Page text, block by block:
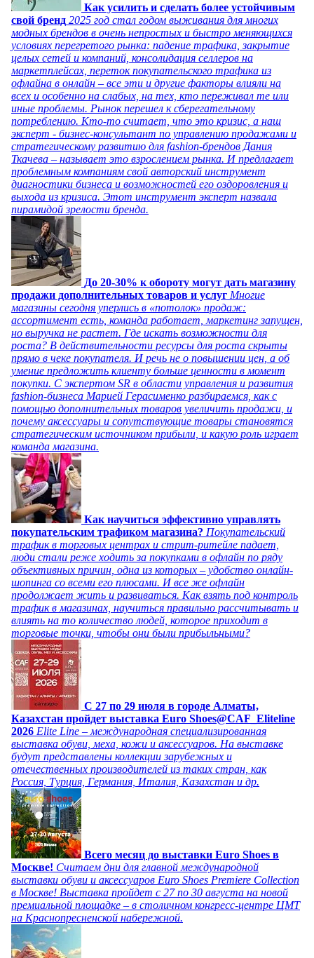
Как усилить и сделать более устойчивым
свой бренд 2025 год стал годом выживания для многих
модных брендов в очень непростых и быстро меняющихся
условиях перегретого рынка: падение трафика, закрытие
целых сетей и компаний, консолидация селлеров на
маркетплейсах, переток покупательского трафика из
офлайна в онлайн – все эти и другие факторы влияли на
всех и особенно на слабых, на тех, кто переживал те или
иные проблемы. Рынок перешел к сберегательному
потреблению. Кто-то считает, что это кризис, а наш
эксперт - бизнес-консультант по управлению продажами и
стратегическому развитию для fashion-брендов Дания
Ткачева – называет это взрослением рынка. И предлагает
проблемным компаниям свой авторский инструмент
диагностики бизнеса и возможностей его оздоровления и
выхода из кризиса. Этот инструмент эксперт назвала
пирамидой зрелости бренда.
До 20-30% к обороту могут дать магазину
продажи дополнительных товаров и услуг Многие
магазины сегодня уперлись в «потолок» продаж:
ассортимент есть, команда работает, маркетинг запущен,
но выручка не растет. Где искать возможности для
роста? В действительности ресурсы для роста скрыты
прямо в чеке покупателя. И речь не о повышении цен, а об
умение предложить клиенту больше ценности в момент
покупки. С экспертом SR в области управления и развития
fashion-бизнеса Марией Герасименко разбираемся, как с
помощью дополнительных товаров увеличить продажи, и
почему аксессуары и сопутствующие товары становятся
стратегическим источником прибыли, и какую роль играет
команда магазина.
Как научиться эффективно управлять
покупательским трафиком магазина? Покупательский
трафик в торговых центрах и стрит-ритейле падает,
люди стали реже ходить за покупками в офлайн по ряду
объективных причин, одна из которых – удобство онлайн-
шопинга со всеми его плюсами. И все же офлайн
продолжает жить и развиваться. Как взять под контроль
трафик в магазинах, научиться правильно рассчитывать и
влиять на то количество людей, которое приходит в
торговые точки, чтобы они были прибыльными?
C 27 по 29 июля в городе Алматы,
Казахстан пройдет выставка Euro Shoes@CAF_Eliteline
2026 Elite Line – международная специализированная
выставка обуви, меха, кожи и аксессуаров. На выставке
будут представлены коллекции зарубежных и
отечественных производителей из таких стран, как
Россия, Турция, Германия, Италия, Казахстан и др.
Всего месяц до выставки Euro Shoes в
Москве! Считаем дни для главной международной
выставки обуви и аксессуаров Euro Shoes Premiere Collection
в Москве! Выставка пройдет с 27 по 30 августа на новой
премиальной площадке – в столичном конгресс-центре ЦМТ
на Краснопресненской набережной.